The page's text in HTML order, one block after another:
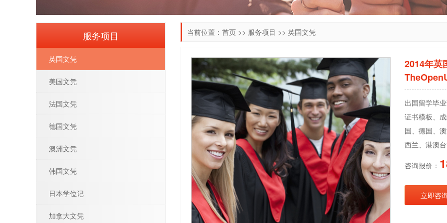
当前位置： 首页 >> 服务项目 >> 英国文凭
2014年英
出国留学毕
证书模板、
国、德国、
西兰、港澳
咨询报价：
立即咨
服务项目
英国文凭
美国文凭
法国文凭
德国文凭
澳洲文凭
韩国文凭
日本学位记
加拿大文凭